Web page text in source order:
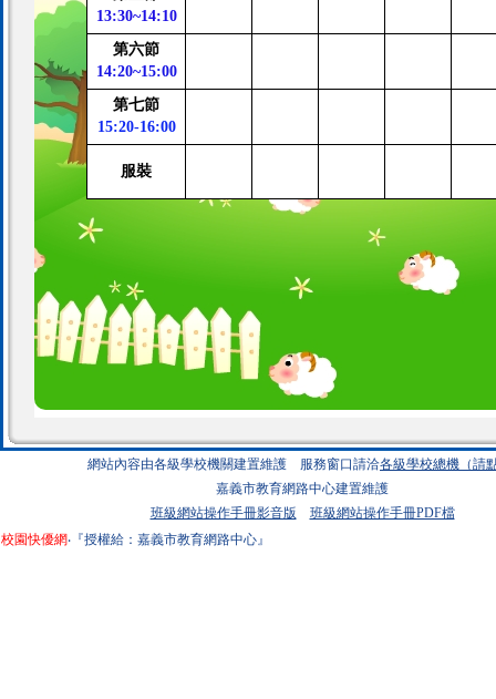
網站內容由各級學校機關建置維護 服務窗口請洽各級學校總機（請
嘉義市教育網路中心建置維護
班級網站操作手冊影音版
班級網站操作手冊PDF檔
校園快優網‧『授權給：嘉義市教育網路中心』